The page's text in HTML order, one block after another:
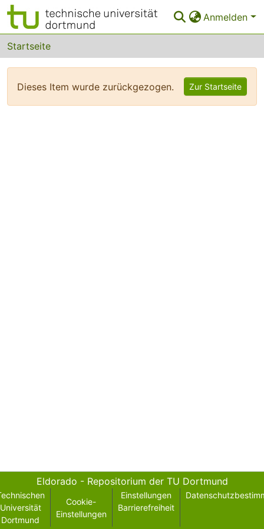
Anmelden
Bereiche & Sammlungen
Das gesamte Repositorium
FAQ
Startseite
Dieses Item wurde zurückgezogen. Zur Startseite
Eldorado - Repositorium der TU Dortmund
Universität
Dortmund
Cookie-
Einstellungen
Einstellungen
Barrierefreiheit